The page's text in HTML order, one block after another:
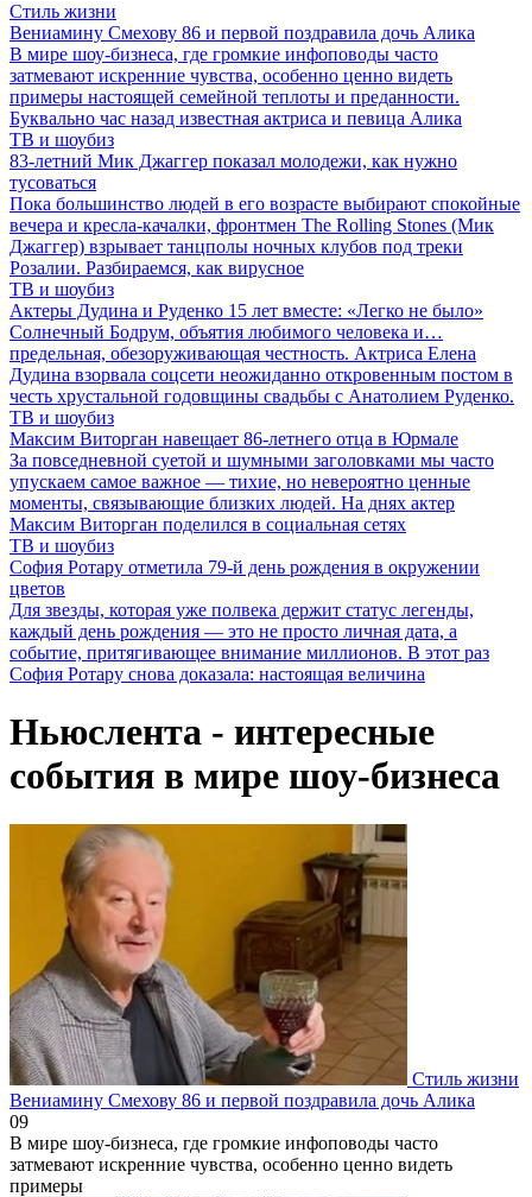
Стиль жизни
Вениамину Смехову 86 и первой поздравила дочь Алика
В мире шоу-бизнеса, где громкие инфоповоды часто
затмевают искренние чувства, особенно ценно видеть
примеры настоящей семейной теплоты и преданности.
Буквально час назад известная актриса и певица Алика
ТВ и шоубиз
83-летний Мик Джаггер показал молодежи, как нужно
тусоваться
Пока большинство людей в его возрасте выбирают спокойные
вечера и кресла-качалки, фронтмен The Rolling Stones (Мик
Джаггер) взрывает танцполы ночных клубов под треки
Розалии. Разбираемся, как вирусное
ТВ и шоубиз
Актеры Дудина и Руденко 15 лет вместе: «Легко не было»
Солнечный Бодрум, объятия любимого человека и…
предельная, обезоруживающая честность. Актриса Елена
Дудина взорвала соцсети неожиданно откровенным постом в
честь хрустальной годовщины свадьбы с Анатолием Руденко.
ТВ и шоубиз
Максим Виторган навещает 86-летнего отца в Юрмале
За повседневной суетой и шумными заголовками мы часто
упускаем самое важное — тихие, но невероятно ценные
моменты, связывающие близких людей. На днях актер
Максим Виторган поделился в социальная сетях
ТВ и шоубиз
София Ротару отметила 79-й день рождения в окружении
цветов
Для звезды, которая уже полвека держит статус легенды,
каждый день рождения — это не просто личная дата, а
событие, притягивающее внимание миллионов. В этот раз
София Ротару снова доказала: настоящая величина
Ньюслента - интересные
события в мире шоу-бизнеса
Стиль жизни
Вениамину Смехову 86 и первой поздравила дочь Алика
09
В мире шоу-бизнеса, где громкие инфоповоды часто
затмевают искренние чувства, особенно ценно видеть
примеры